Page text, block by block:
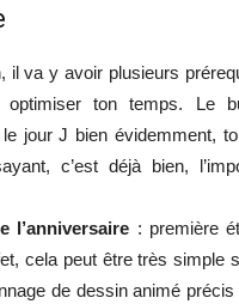
il va y avoir plusieurs
ton temps. Le
jour J bien évidemment,
c’est déjà bien,
l’anniversaire : première
cela peut être très simple
de dessin animé